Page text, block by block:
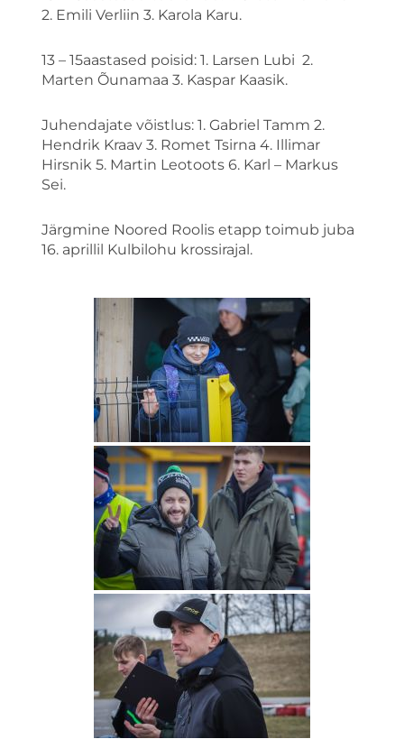
2. Emili Verliin 3. Karola Karu.
13 – 15aastased poisid: 1. Larsen Lubi 2.
Marten Õunamaa 3. Kaspar Kaasik.
Juhendajate võistlus: 1. Gabriel Tamm 2.
Hendrik Kraav 3. Romet Tsirna 4. Illimar
Hirsnik 5. Martin Leotoots 6. Karl – Markus
Sei.
Järgmine Noored Roolis etapp toimub juba
16. aprillil Kulbilohu krossirajal.